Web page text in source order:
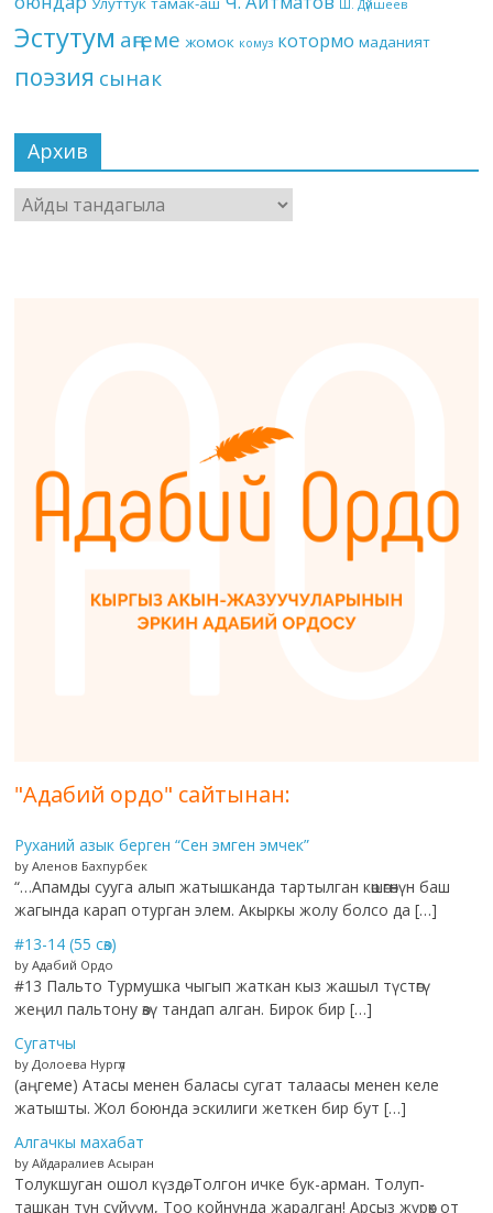
Ш. Дүйшеев
Эстутум аңгеме жомок комуз котормо маданият
поэзия сынак
Архив
Архив
"Адабий ордо" сайтынан:
Руханий азык берген “Сен эмген эмчек”
by Аленов Бахпурбек
“…Апамды сууга алып жатышканда тартылган көшөгөнүн баш
жагында карап отурган элем. Акыркы жолу болсо да […]
#13-14 (55 сөз)
by Адабий Ордо
#13 Пальто Турмушка чыгып жаткан кыз жашыл түстөгү
жеңил пальтону өзү тандап алган. Бирок бир […]
Сугатчы
by Долоева Нургүл
(аңгеме) Атасы менен баласы сугат талаасы менен келе
жатышты. Жол боюнда эскилиги жеткен бир бут […]
Алгачкы махабат
by Айдаралиев Асыран
Толукшуган ошол күздө, Толгон ичке бук-арман. Толуп-
ташкан тун сүйүүм, Тоо койнунда жаралган! Арсыз жүрөк от